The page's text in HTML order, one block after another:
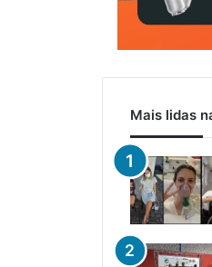
Mais lidas